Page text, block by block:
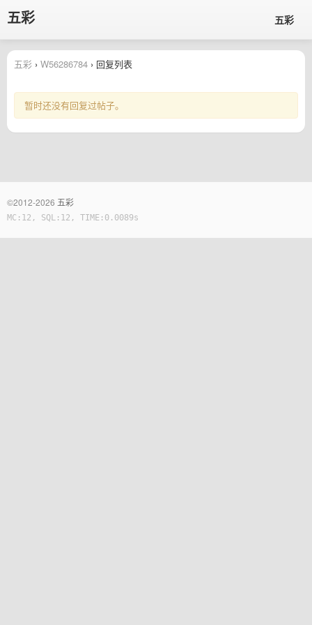
五彩 五彩
五彩 › W56286784 › 回复列表
暂时还没有回复过帖子。
©2012-2026 五彩
MC:12, SQL:12, TIME:0.0089s